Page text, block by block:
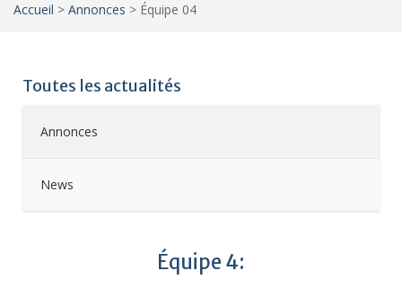
Accueil > Annonces > Équipe 04
Toutes les actualités
Annonces
News
Équipe 4: